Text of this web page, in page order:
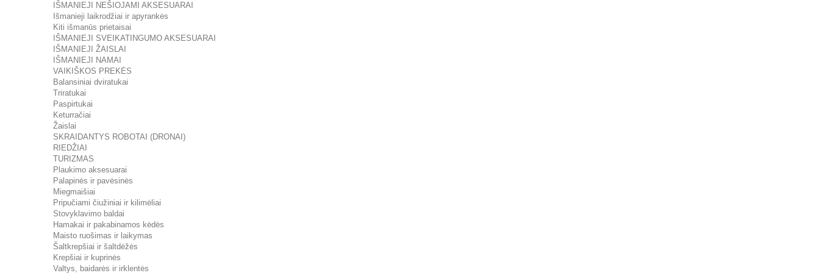
IŠMANIEJI NEŠIOJAMI AKSESUARAI
Išmanieji laikrodžiai ir apyrankės
Kiti išmanūs prietaisai
IŠMANIEJI SVEIKATINGUMO AKSESUARAI
IŠMANIEJI ŽAISLAI
IŠMANIEJI NAMAI
VAIKIŠKOS PREKĖS
Balansiniai dviratukai
Triratukai
Paspirtukai
Keturračiai
Žaislai
SKRAIDANTYS ROBOTAI (DRONAI)
RIEDŽIAI
TURIZMAS
Plaukimo aksesuarai
Palapinės ir pavėsinės
Miegmaišiai
Pripučiami čiužiniai ir kilimėliai
Stovyklavimo baldai
Hamakai ir pakabinamos kėdės
Maisto ruošimas ir laikymas
Šaltkrepšiai ir šaltdėžės
Krepšiai ir kuprinės
Valtys, baidarės ir irklentės